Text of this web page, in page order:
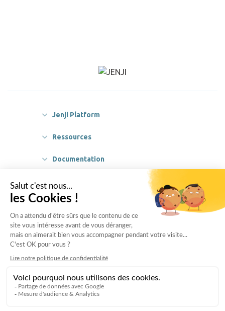
Jenji Platform
Ressources
Documentation
Légal
A propos